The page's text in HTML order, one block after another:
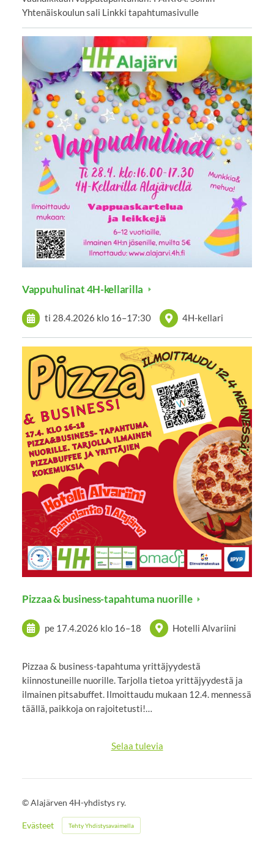
Yhtenäiskoulun sali Linkki tapahtumasivulle
Vappuhulinat 4H-kellarilla
ti 28.4.2026 klo 16–17:30 4H-kellari
Pizzaa & business-tapahtuma nuorille
pe 17.4.2026 klo 16–18 Hotelli Alvariini
Pizzaa & business-tapahtuma yrittäjyydestä
kiinnostuneille nuorille. Tarjolla tietoa yrittäjyydestä ja
ilmainen pitsabuffet. Ilmoittaudu mukaan 12.4. mennessä
täällä, paikkoja on rajoitetusti!…
Selaa tulevia
©Alajärven 4H-yhdistys ry.
Evästeet Tehty Yhdistysavaimella